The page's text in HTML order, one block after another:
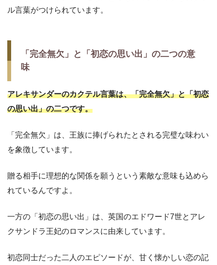
ル言葉がつけられています。
「完全無欠」と「初恋の思い出」の二つの意
味
アレキサンダーのカクテル言葉は、「完全無欠」と「初恋
の思い出」の二つです。
「完全無欠」は、王族に捧げられたとされる完璧な味わい
を象徴しています。
贈る相手に理想的な関係を願うという素敵な意味も込めら
れているんですよ。
一方の「初恋の思い出」は、英国のエドワード7世とアレ
クサンドラ王妃のロマンスに由来しています。
初恋同士だった二人のエピソードが、甘く懐かしい恋の記